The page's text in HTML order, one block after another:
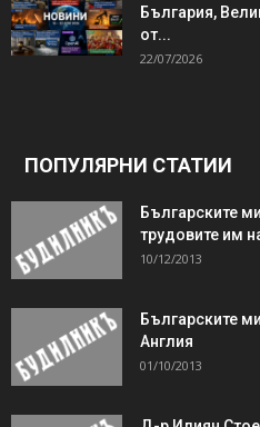
България,
от...
22/07/2026
ПОПУЛЯРНИ СТАТИИ
Българските
трудовите им
10/12/2013
Българските
Англия
01/10/2013